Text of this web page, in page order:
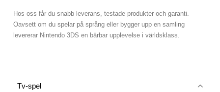
Hos oss får du snabb leverans, testade produkter och garanti.
Oavsett om du spelar på språng eller bygger upp en samling
levererar Nintendo 3DS en bärbar upplevelse i världsklass.
Tv-spel